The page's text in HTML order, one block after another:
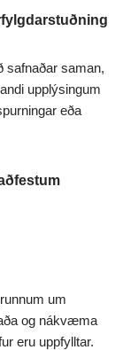
safnaðar saman,
upplýsingum
eða
um
og nákvæma
eru uppfylltar.